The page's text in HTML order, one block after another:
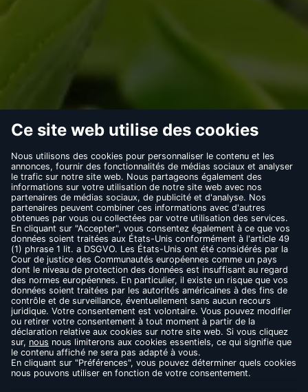
Certification biologique : DE-ÖKO-005
Comité de direction : Michael Garcia-
Heermann, Nirvair Singh Khalsa
TVA : DE 254 266 331
CONTACT
FAQ
MENTIONS LÉGALES
CONDITIONS D’UTILISATION
RÈGLES DE CONFIDENTIALITÉ
COOKIES
THÉS NOIRS